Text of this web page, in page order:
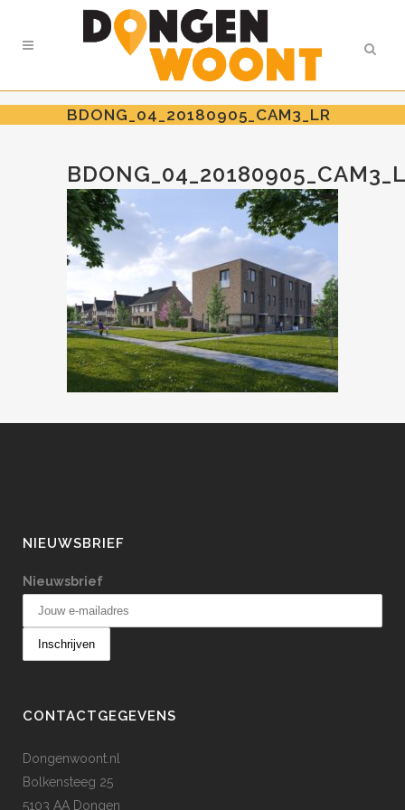
BDONG_04_20180905_CAM3_LR
NIEUWSBRIEF
Nieuwsbrief
CONTACTGEGEVENS
Dongenwoont.nl
Bolkensteeg 25
5103 AA Dongen